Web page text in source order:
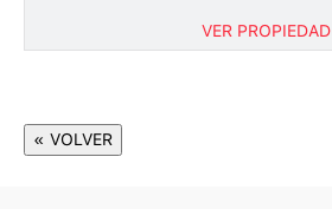
VER PROPIEDAD
« VOLVER